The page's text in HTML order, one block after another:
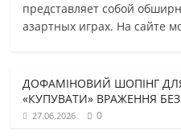
представляет собой
азартных играх. На сайте
ДОФАМІНОВИЙ ШОПІНГ
«КУПУВАТИ» ВРАЖЕННЯ
27.06.2026 0